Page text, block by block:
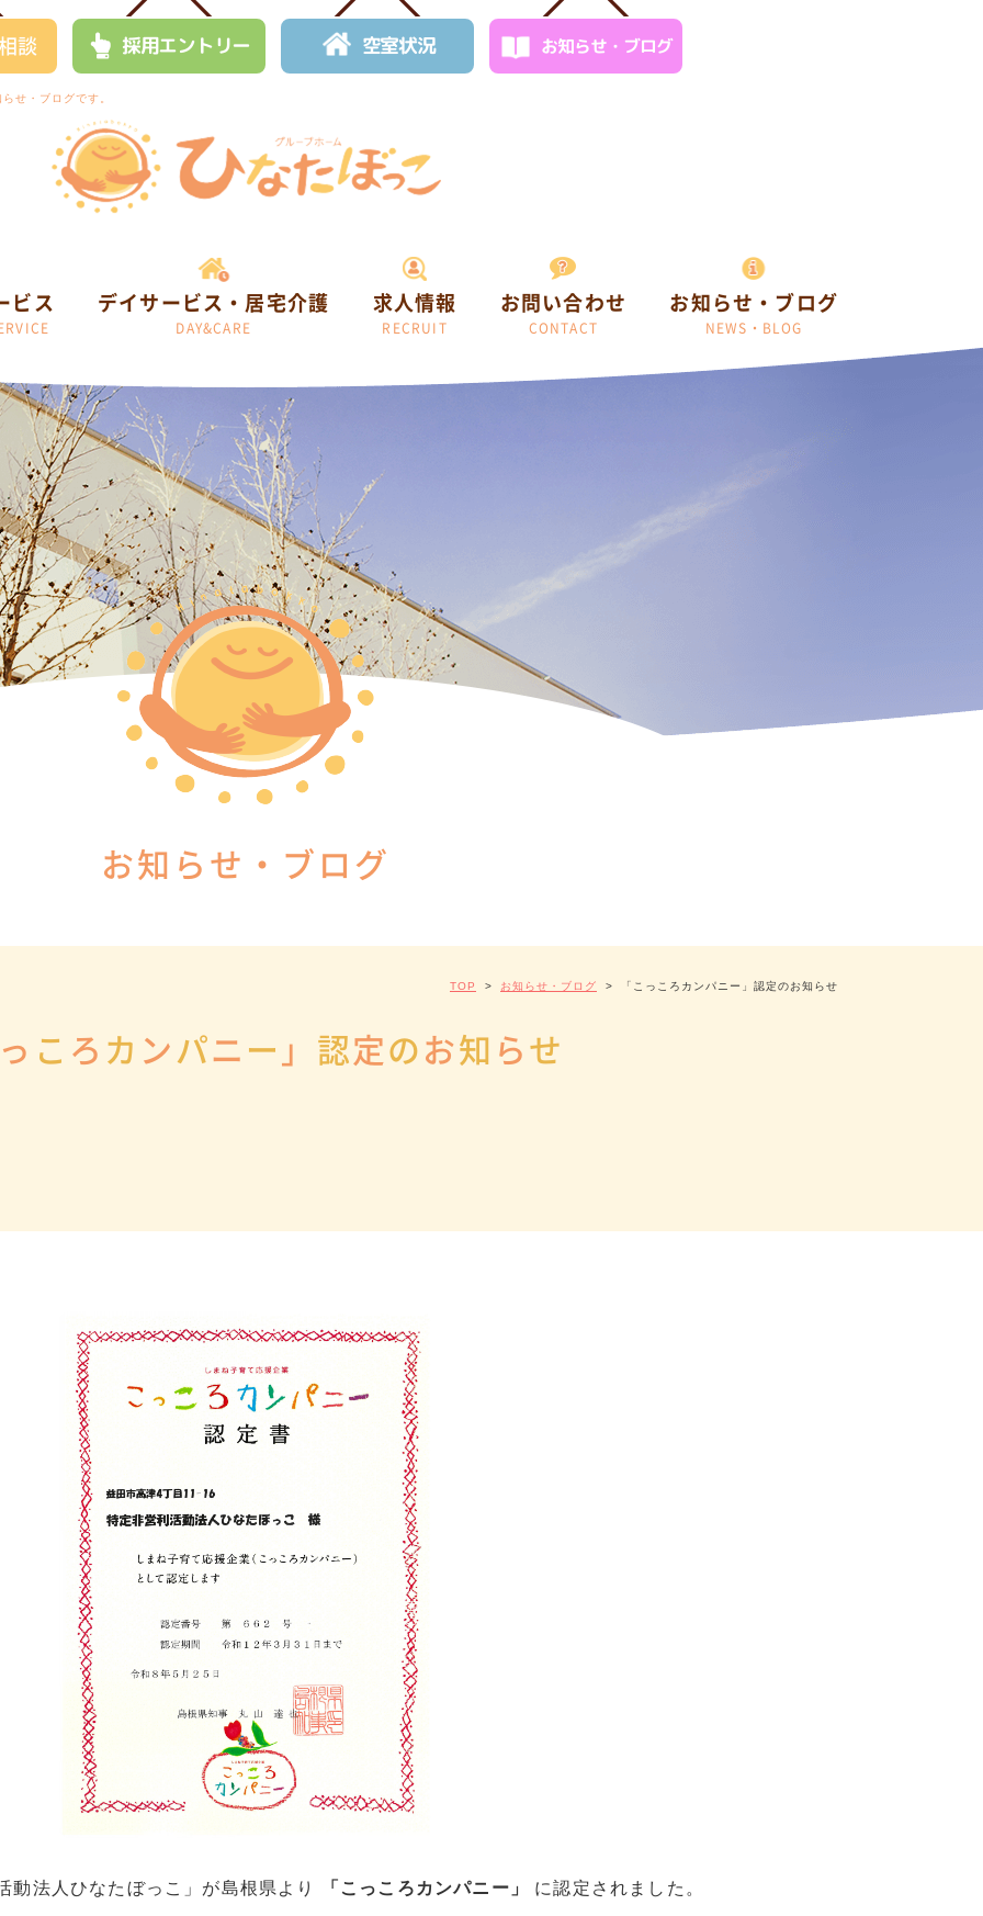
せ・ブログです。
談 採用エントリー 空室状況 お知らせ・ブログ
ビス デイサービス・居宅介護
DAY&CARE
求人情報
RECRUIT
お問い合わせ
CONTACT
お知らせ・ブログ
NEWS・BLOG
お知らせ・ブログ
TOP > お知らせ・ブログ > 「こっころカンパニー」認定のお知らせ
こ ろ カ ンパニー 」 認定のお知 らせ
動法人ひなたぼっこ」が島根県より 「こっころカンパニー」 に認定されました。